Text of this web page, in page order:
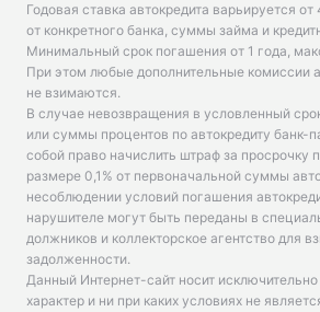
Годовая ставка автокредита варьируется от
от конкретного банка, суммы займа и
Минимальный срок погашения от 1 года,
При этом любые дополнительные комиссии
не взимаются.
В случае невозвращения в условленный
или суммы процентов по автокредиту банк-
собой право начислить штраф за просрочку
размере 0,1% от первоначальной суммы
несоблюдении условий погашения
нарушителе могут быть переданы в
должников и коллекторское агентство для
задолженности.
Данный Интернет-сайт носит
характер и ни при каких условиях не